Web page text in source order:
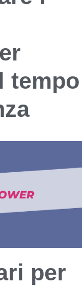
tempo
per